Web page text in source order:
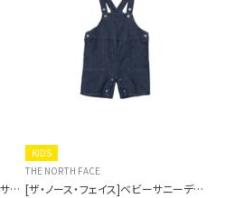
[ザ・ノース・フェイス]トドラー バーサタイルショート
KIDS
THE NORTH FACE
[ザ・ノース・フェイス]ベビーサニーデニムオーバーオール